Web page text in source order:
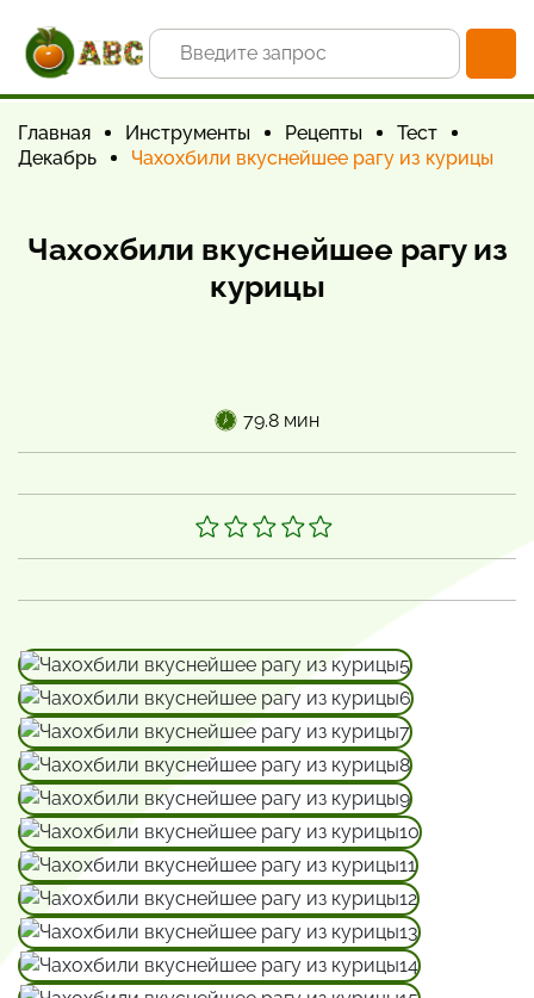
Главная Инструменты Рецепты
Тест
Декабрь
Чахохбили вкуснейшее рагу из курицы
Чахохбили вкуснейшее рагу из
курицы
79.8 мин